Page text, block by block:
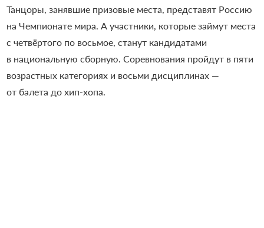
Танцоры, занявшие призовые места, представят Россию
на Чемпионате мира. А участники, которые займут места
с четвёртого по восьмое, станут кандидатами
в национальную сборную. Соревнования пройдут в пяти
возрастных категориях и восьми дисциплинах —
от балета до хип-хопа.